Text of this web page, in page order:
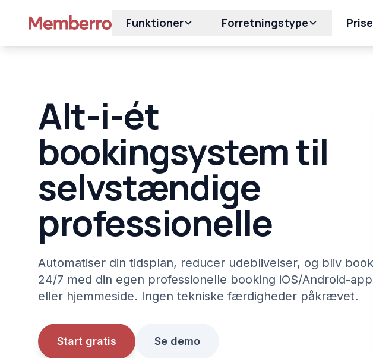
Funktioner Forretningstype
Alt-i-ét
bookingsystem til
selvstændige
professionelle
Automatiser din tidsplan, reducer udeblivelser, og bliv
24/7 med din egen professionelle booking iOS/Android-app
eller hjemmeside. Ingen tekniske færdigheder påkrævet.
Start gratis Se demo